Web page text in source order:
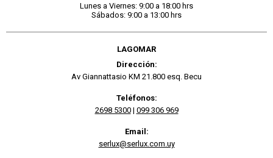
Lunes a Viernes: 9:00 a 18:00 hrs
Sábados: 9:00 a 13:00 hrs
LAGOMAR
Dirección:
Av Giannattasio KM 21.800 esq. Becu
Teléfonos:
2698 5300| 099 306 969
Email:
serlux@serlux.com.uy